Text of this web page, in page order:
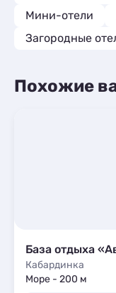
Мини-отели
Загородные
Похожие
База отдыха
Кабардинка
Море - 200 м